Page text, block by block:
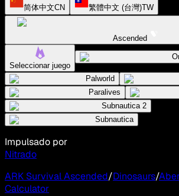
简体中文CN 繁體中文 (台灣)TW
Ascended
Seleccionar juego
Palworld
Paralives
Subnautica 2
Subnautica
Impulsado por
Nitrado
ARK Survival Ascended/Dinosaurs/
Calculator